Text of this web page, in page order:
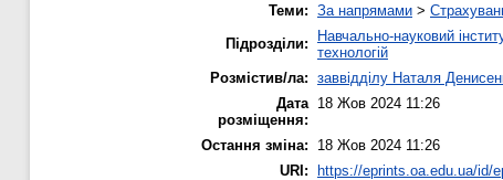
Теми: За напрямами >
Підрозділи:
Навчально-науковий
технологій
Розмістив/ла: заввідділу Наталя
Дата
розміщення:
18 Жов 2024 11:26
Остання зміна:
18 Жов 2024 11:26
URI: https://eprints.oa.edu.ua/id/